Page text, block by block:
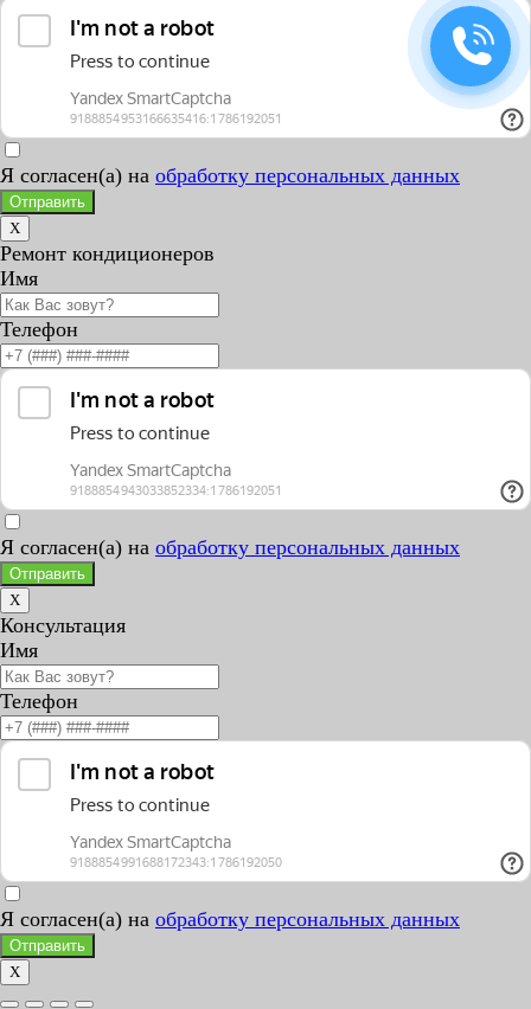
Я согласен(а) на обработку персональных данных
Отправить
X
Ремонт кондиционеров
Имя
Телефон
Я согласен(а) на обработку персональных данных
Отправить
X
Консультация
Имя
Телефон
Я согласен(а) на обработку персональных данных
Отправить
X